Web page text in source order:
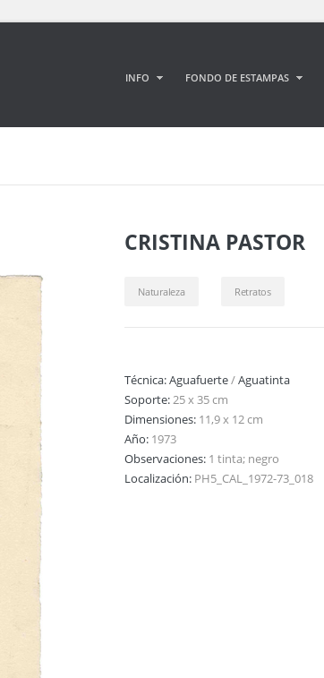
INFO FONDO DE ESTAMPAS
CRISTINA PASTOR
Naturaleza Retratos
Técnica:Aguafuerte/Aguatinta
Soporte:25 x 35 cm
Dimensiones: 11,9 x 12 cm
Año: 1973
Observaciones: 1 tinta; negro
Localización: PH5_CAL_1972-73_018